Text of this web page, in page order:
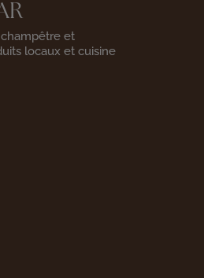
et
locaux et cuisine